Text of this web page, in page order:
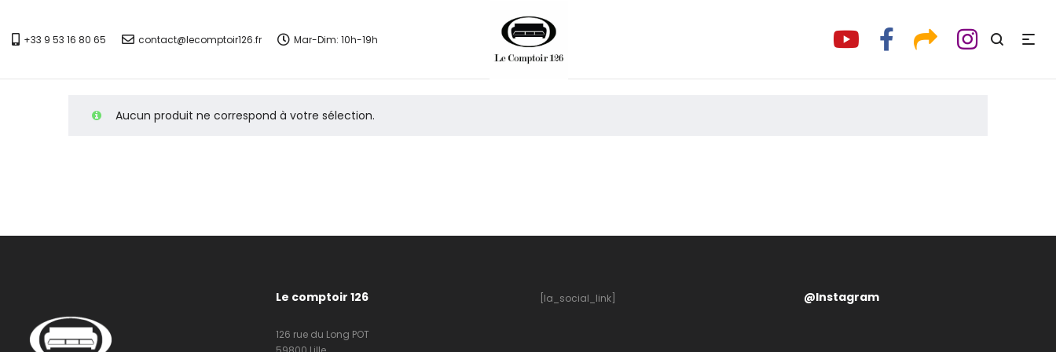
+33 9 53 16 80 65 contact@lecomptoir126.fr Mar-Dim: 10h-19h
Aucun produit ne correspond à votre sélection.
Le comptoir 126
126 rue du Long POT
[la_social_link] @Instagram